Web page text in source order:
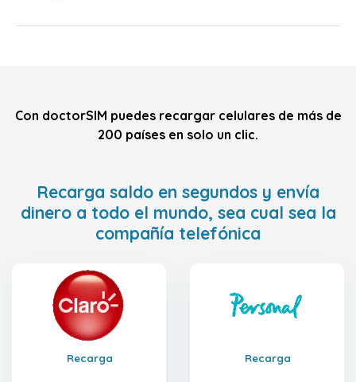
Con doctorSIM puedes recargar celulares de más de
200 países en solo un clic.
Recarga saldo en segundos y envía
dinero a todo el mundo, sea cual sea la
compañía telefónica
Recarga Recarga